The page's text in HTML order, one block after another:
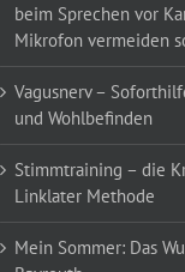
beim Sprechen vor
Mikrofon vermeiden
Vagusnerv –
und Wohlbefinden
Stimmtraining – die
Linklater Methode
Mein Sommer: Das